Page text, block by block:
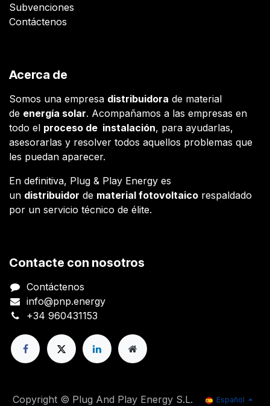
Subvenciones
Contáctenos
Acerca de
Somos una empresa distribuidora de material
de energía solar. Acompañamos a las empresas en
todo el proceso de instalación, para ayudarlas,
asesorarlas y resolver todos aquellos problemas que
les puedan aparecer.
En definitiva, Plug & Play Energy es
un distribuidor de material fotovoltaico respaldado
por un servicio técnico de élite.
Contacte con nosotros
Contáctenos
info@pnp.energy
+34 960431153
Copyright © Plug And Play Energy S.L. Español